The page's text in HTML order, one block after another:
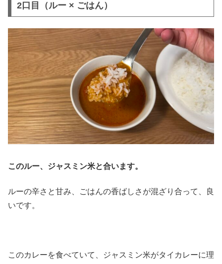
2口目（ルー × ごはん）
このルー、ジャスミン米と合います。
ルーの辛さと甘み、ごはんの香ばしさが混ざり合って、良
いです。
このカレーを食べていて、ジャスミン米がタイカレーに理